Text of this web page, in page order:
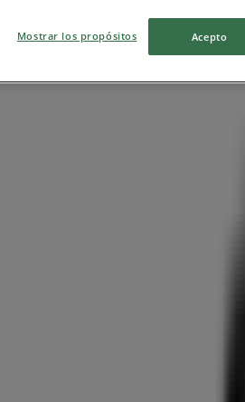
Mostrar los propósitos Acepto